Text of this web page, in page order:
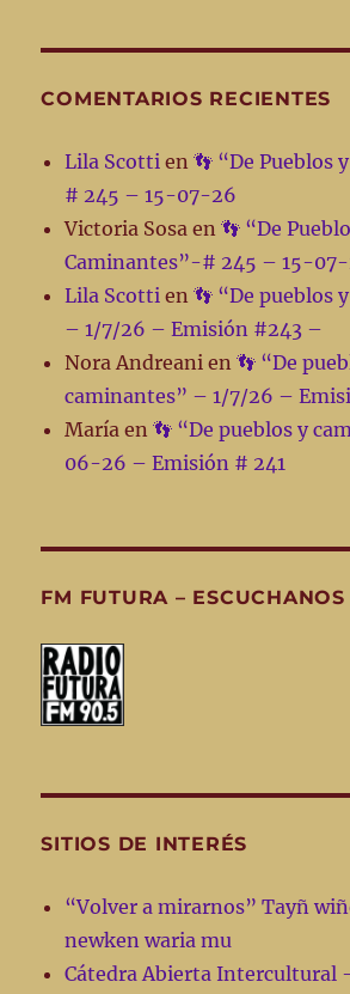
COMENTARIOS RECIENTES
Lila Scotti en👣 “De Pueblos
# 245 – 15-07-26
Victoria Sosa en👣 “De
Caminantes”-# 245 – 15-
Lila Scotti en👣 “De pueblos
– 1/7/26 – Emisión #243 –
Nora Andreani en👣 “De
caminantes” – 1/7/26 –
María en👣 “De pueblos y
06-26 – Emisión # 241
FM FUTURA – ESCUCHANOS
SITIOS DE INTERÉS
“Volver a mirarnos” Tayñ
newken waria mu
Cátedra Abierta Intercultural